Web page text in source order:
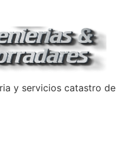
y servicios catastro de